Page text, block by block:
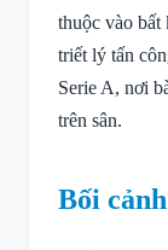
thuộc vào bất
triết lý tấn
Serie A, nơi
trên sân.
Bối